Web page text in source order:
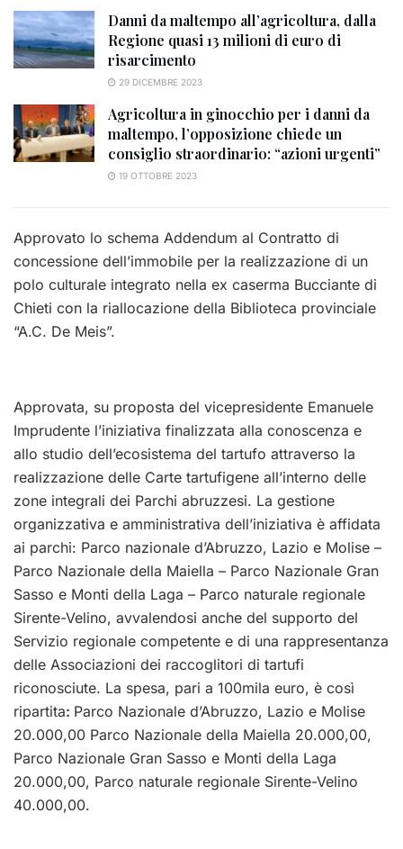
Danni da maltempo all’agricoltura, dalla
Regione quasi 13 milioni di euro di
risarcimento
29 DICEMBRE 2023
Agricoltura in ginocchio per i danni da
maltempo, l’opposizione chiede un
consiglio straordinario: “azioni urgenti”
19 OTTOBRE 2023
Approvato lo schema Addendum al Contratto di
concessione dell’immobile per la realizzazione di un
polo culturale integrato nella ex caserma Bucciante di
Chieti con la riallocazione della Biblioteca provinciale
“A.C. De Meis”.
Approvata, su proposta del vicepresidente Emanuele
Imprudente l’iniziativa finalizzata alla conoscenza e
allo studio dell’ecosistema del tartufo attraverso la
realizzazione delle Carte tartufigene all’interno delle
zone integrali dei Parchi abruzzesi. La gestione
organizzativa e amministrativa dell’iniziativa è affidata
ai parchi: Parco nazionale d’Abruzzo, Lazio e Molise –
Parco Nazionale della Maiella – Parco Nazionale Gran
Sasso e Monti della Laga – Parco naturale regionale
Sirente-Velino, avvalendosi anche del supporto del
Servizio regionale competente e di una rappresentanza
delle Associazioni dei raccoglitori di tartufi
riconosciute. La spesa, pari a 100mila euro, è così
ripartita: Parco Nazionale d’Abruzzo, Lazio e Molise
20.000,00 Parco Nazionale della Maiella 20.000,00,
Parco Nazionale Gran Sasso e Monti della Laga
20.000,00, Parco naturale regionale Sirente-Velino
40.000,00.